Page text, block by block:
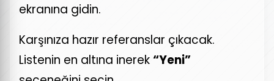
ekranına gidin.
Karşınıza hazır referanslar çıkacak.
Listenin en altına inerek“Yeni”